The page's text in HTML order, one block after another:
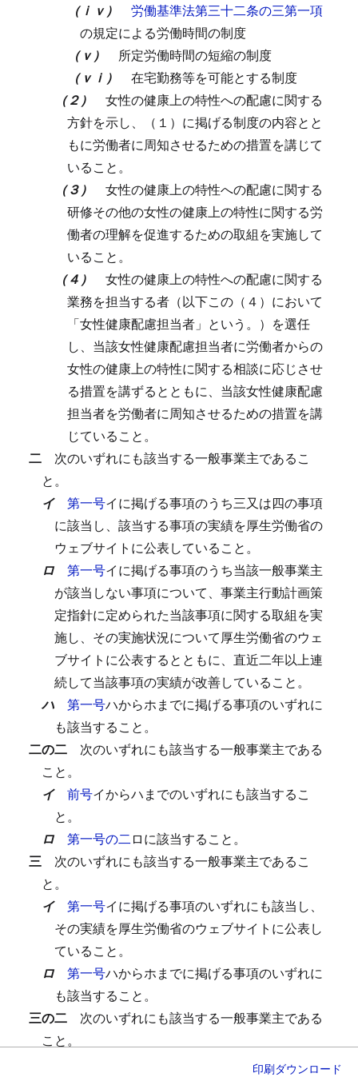
（ｉｖ） 労働基準法第三十二条の三第一項
の規定による労働時間の制度
（ｖ） 所定労働時間の短縮の制度
（ｖｉ） 在宅勤務等を可能とする制度
（２） 女性の健康上の特性への配慮に関する
方針を示し、（１）に掲げる制度の内容とと
もに労働者に周知させるための措置を講じて
いること。
（３） 女性の健康上の特性への配慮に関する
研修その他の女性の健康上の特性に関する労
働者の理解を促進するための取組を実施して
いること。
（４） 女性の健康上の特性への配慮に関する
業務を担当する者（以下この（４）において
「女性健康配慮担当者」という。）を選任
し、当該女性健康配慮担当者に労働者からの
女性の健康上の特性に関する相談に応じさせ
る措置を講ずるとともに、当該女性健康配慮
担当者を労働者に周知させるための措置を講
じていること。
二 次のいずれにも該当する一般事業主であるこ
と。
イ 第一号イに掲げる事項のうち三又は四の事項
に該当し、該当する事項の実績を厚生労働省の
ウェブサイトに公表していること。
ロ 第一号イに掲げる事項のうち当該一般事業主
が該当しない事項について、事業主行動計画策
定指針に定められた当該事項に関する取組を実
施し、その実施状況について厚生労働省のウェ
ブサイトに公表するとともに、直近二年以上連
続して当該事項の実績が改善していること。
ハ 第一号ハからホまでに掲げる事項のいずれに
も該当すること。
二の二 次のいずれにも該当する一般事業主である
こと。
イ 前号イからハまでのいずれにも該当するこ
と。
ロ 第一号の二ロに該当すること。
三 次のいずれにも該当する一般事業主であるこ
と。
イ 第一号イに掲げる事項のいずれにも該当し、
その実績を厚生労働省のウェブサイトに公表し
ていること。
ロ 第一号ハからホまでに掲げる事項のいずれに
も該当すること。
三の二 次のいずれにも該当する一般事業主である
こと。
イ及びロのいずれにも該当すること。
印刷ダウンロード